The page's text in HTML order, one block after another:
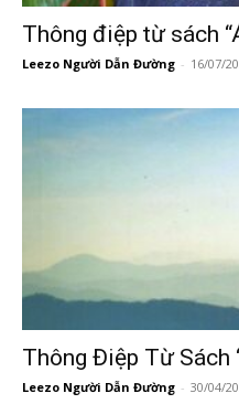
Thông điệp từ sách
Leezo Người Dẫn Đường - 16/07/
Thông Điệp Từ Sách
Leezo Người Dẫn Đường - 30/04/